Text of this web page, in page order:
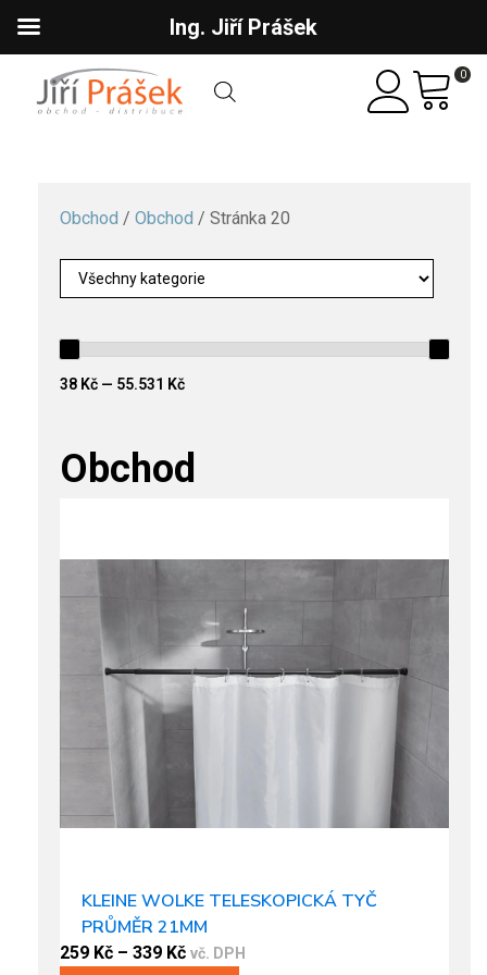
0
Obchod / Obchod / Stránka 20
38 Kč — 55.531 Kč
Obchod
KLEINE WOLKE TELESKOPICKÁ TYČ
PRŮMĚR 21MM
259 Kč – 339 Kč vč. DPH
Ing. Jiří Prášek